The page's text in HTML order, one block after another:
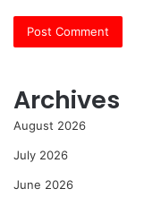
Archives
August 2026
July 2026
June 2026